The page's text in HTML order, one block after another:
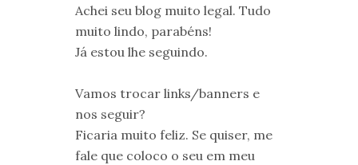
Achei seu blog muito legal. Tudo
muito lindo, parabéns!
Já estou lhe seguindo.
Vamos trocar links/banners e
nos seguir?
Ficaria muito feliz. Se quiser, me
fale que coloco o seu em meu